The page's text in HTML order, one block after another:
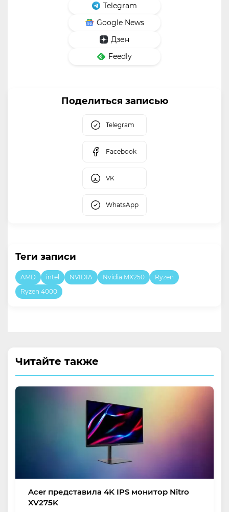
Telegram
Google News
Дзен
Feedly
Поделиться записью
Telegram
Facebook
VK
WhatsApp
Теги записи
AMD intel NVIDIA Nvidia MX250
Ryzen
Ryzen 4000
Читайте также
Acer представила 4K IPS монитор Nitro
XV275K